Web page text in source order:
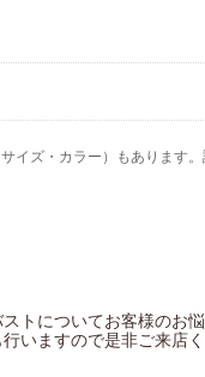
イズ・カラー）もあります
トについてお客様のお
いますので是非ご来店